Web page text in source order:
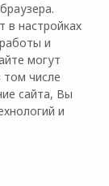
730-04-44
настройках
и
могут
том числе
сайта, Вы
и